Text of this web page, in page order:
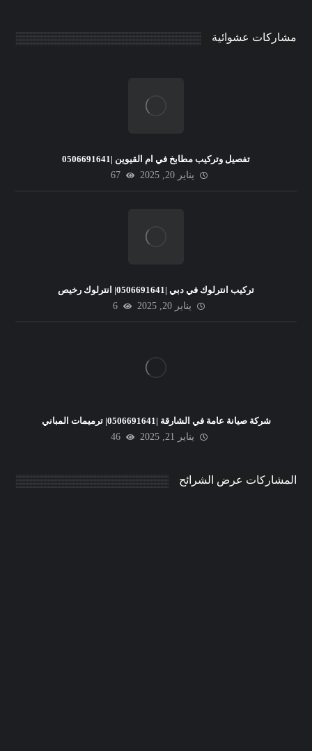
مشاركات عشوائية
تفصيل وتركيب مطابخ في ام القيوين |0506691641
يناير 20, 2025
67
تركيب انترلوك في دبي |0506691641| انترلوك رخيص
يناير 20, 2025
6
شركة صيانة عامة في الشارقة |0506691641| ترميمات المباني
يناير 21, 2025
46
المشاركات عرض الشرائح